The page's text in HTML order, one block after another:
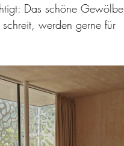
Das schöne Gewölbe
werden gerne für